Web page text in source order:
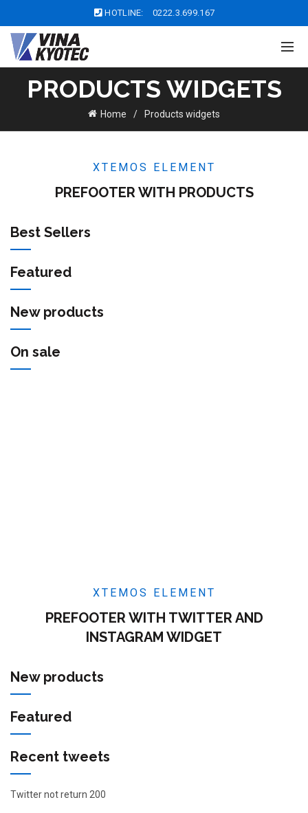
HOTLINE: 0222.3.699.167
PRODUCTS WIDGETS
Home Products widgets
XTEMOS ELEMENT
PREFOOTER WITH PRODUCTS
Best Sellers
Featured
New products
On sale
XTEMOS ELEMENT
PREFOOTER WITH TWITTER AND
INSTAGRAM WIDGET
New products
Featured
Recent tweets
Twitter not return 200